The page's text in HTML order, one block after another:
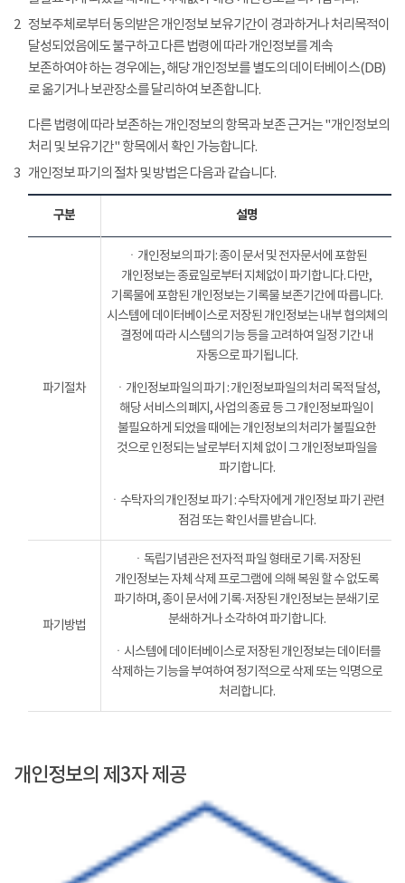
2 정보주체로부터 동의받은 개인정보 보유기간이 경과하거나 처리목적이
달성되었음에도 불구하고 다른 법령에 따라 개인정보를 계속
보존하여야 하는 경우에는, 해당 개인정보를 별도의 데이터베이스(DB)
로 옮기거나 보관장소를 달리하여 보존합니다.
다른 법령에 따라 보존하는 개인정보의 항목과 보존 근거는 "개인정보의
처리 및 보유기간" 항목에서 확인 가능합니다.
3 개인정보 파기의 절차 및 방법은 다음과 같습니다.
구분 설명
파기절차
ㆍ개인정보의 파기: 종이 문서 및 전자문서에 포함된
개인정보는 종료일로부터 지체없이 파기합니다. 다만,
기록물에 포함된 개인정보는 기록물 보존기간에 따릅니다.
시스템에 데이터베이스로 저장된 개인정보는 내부 협의체의
결정에 따라 시스템의 기능 등을 고려하여 일정 기간 내
자동으로 파기됩니다.
ㆍ개인정보파일의 파기 : 개인정보파일의 처리 목적 달성,
해당 서비스의 폐지, 사업의 종료 등 그 개인정보파일이
불필요하게 되었을 때에는 개인정보의 처리가 불필요한
것으로 인정되는 날로부터 지체 없이 그 개인정보파일을
파기합니다.
ㆍ수탁자의 개인정보 파기 : 수탁자에게 개인정보 파기 관련
점검 또는 확인서를 받습니다.
파기방법
ㆍ독립기념관은 전자적 파일 형태로 기록·저장된
개인정보는 자체 삭제 프로그램에 의해 복원 할 수 없도록
파기하며, 종이 문서에 기록·저장된 개인정보는 분쇄기로
분쇄하거나 소각하여 파기합니다.
ㆍ시스템에 데이터베이스로 저장된 개인정보는 데이터를
삭제하는 기능을 부여하여 정기적으로 삭제 또는 익명으로
처리합니다.
개인정보의 제3자 제공